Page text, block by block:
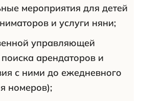
мероприятия для детей
и услуги няни;
управляющей
арендаторов и
с ними до ежедневного
номеров);